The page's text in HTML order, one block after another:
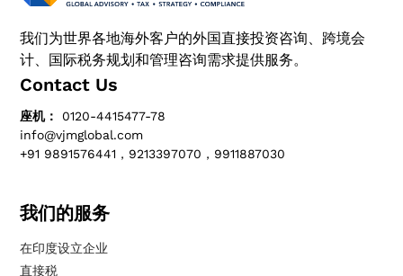
我们为世界各地海外客户的外国直接投资咨询、跨境会
计、国际税务规划和管理咨询需求提供服务。
Contact Us
座机：
0120-4415477-78
info@vjmglobal.com
+91 9891576441，9213397070，9911887030
我们的服务
在印度设立企业
直接税